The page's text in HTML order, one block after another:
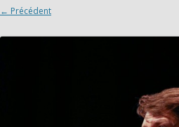
← Précédent